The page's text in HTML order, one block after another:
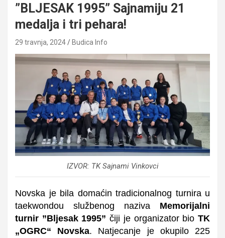
”BLJESAK 1995” Sajnamiju 21
medalja i tri pehara!
29 travnja, 2024 Budica Info
IZVOR: TK Sajnami Vinkovci
Novska je bila domaćin tradicionalnog turnira u
taekwondou službenog naziva Memorijalni
turnir ”Bljesak 1995”čiji je organizator bioTK
„OGRC“ Novska. Natjecanje je okupilo 225